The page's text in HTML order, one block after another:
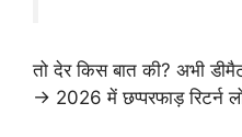
तो देर किस बात की? अभी
→ 2026 में छप्परफाड़ रिटर्न